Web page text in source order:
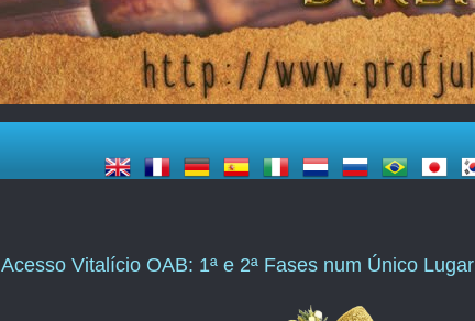
Acesso Vitalício OAB: 1ª e 2ª Fases num Único Lugar